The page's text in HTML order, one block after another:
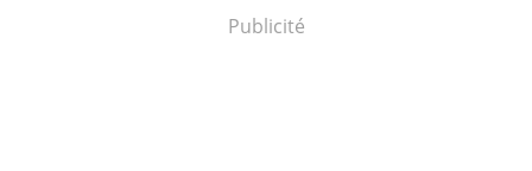
Publicité